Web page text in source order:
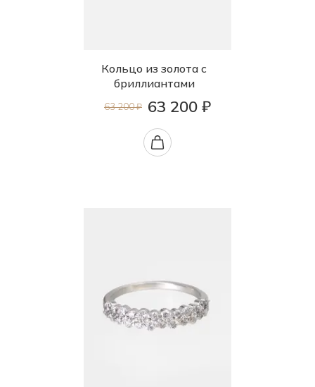
Кольцо из золота с
бриллиантами
63 200 ₽ 63 200 ₽